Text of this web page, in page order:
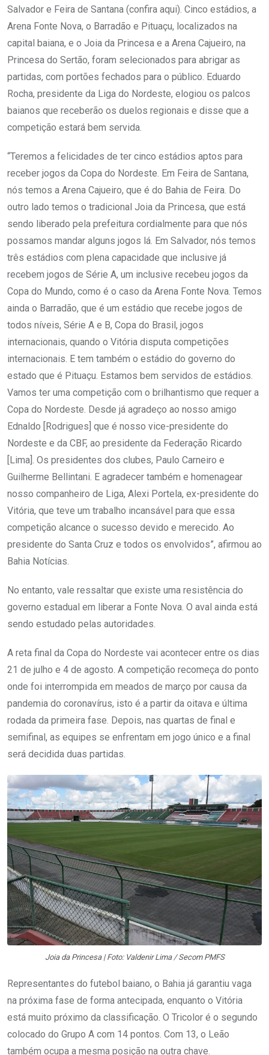
Salvador e Feira de Santana (confira aqui). Cinco estádios, a
Arena Fonte Nova, o Barradão e Pituaçu, localizados na
capital baiana, e o Joia da Princesa e a Arena Cajueiro, na
Princesa do Sertão, foram selecionados para abrigar as
partidas, com portões fechados para o público. Eduardo
Rocha, presidente da Liga do Nordeste, elogiou os palcos
baianos que receberão os duelos regionais e disse que a
competição estará bem servida.
“Teremos a felicidades de ter cinco estádios aptos para
receber jogos da Copa do Nordeste. Em Feira de Santana,
nós temos a Arena Cajueiro, que é do Bahia de Feira. Do
outro lado temos o tradicional Joia da Princesa, que está
sendo liberado pela prefeitura cordialmente para que nós
possamos mandar alguns jogos lá. Em Salvador, nós temos
três estádios com plena capacidade que inclusive já
recebem jogos de Série A, um inclusive recebeu jogos da
Copa do Mundo, como é o caso da Arena Fonte Nova. Temos
ainda o Barradão, que é um estádio que recebe jogos de
todos níveis, Série A e B, Copa do Brasil, jogos
internacionais, quando o Vitória disputa competições
internacionais. E tem também o estádio do governo do
estado que é Pituaçu. Estamos bem servidos de estádios.
Vamos ter uma competição com o brilhantismo que requer a
Copa do Nordeste. Desde já agradeço ao nosso amigo
Ednaldo [Rodrigues] que é nosso vice-presidente do
Nordeste e da CBF, ao presidente da Federação Ricardo
[Lima]. Os presidentes dos clubes, Paulo Carneiro e
Guilherme Bellintani. E agradecer também e homenagear
nosso companheiro de Liga, Alexi Portela, ex-presidente do
Vitória, que teve um trabalho incansável para que essa
competição alcance o sucesso devido e merecido. Ao
presidente do Santa Cruz e todos os envolvidos”, afirmou ao
Bahia Notícias.
No entanto, vale ressaltar que existe uma resistência do
governo estadual em liberar a Fonte Nova. O aval ainda está
sendo estudado pelas autoridades.
A reta final da Copa do Nordeste vai acontecer entre os dias
21 de julho e 4 de agosto. A competição recomeça do ponto
onde foi interrompida em meados de março por causa da
pandemia do coronavírus, isto é a partir da oitava e última
rodada da primeira fase. Depois, nas quartas de final e
semifinal, as equipes se enfrentam em jogo único e a final
será decidida duas partidas.
Joia da Princesa | Foto: Valdenir Lima / Secom PMFS
Representantes do futebol baiano, o Bahia já garantiu vaga
na próxima fase de forma antecipada, enquanto o Vitória
está muito próximo da classificação. O Tricolor é o segundo
colocado do Grupo A com 14 pontos. Com 13, o Leão
também ocupa a mesma posição na outra chave.